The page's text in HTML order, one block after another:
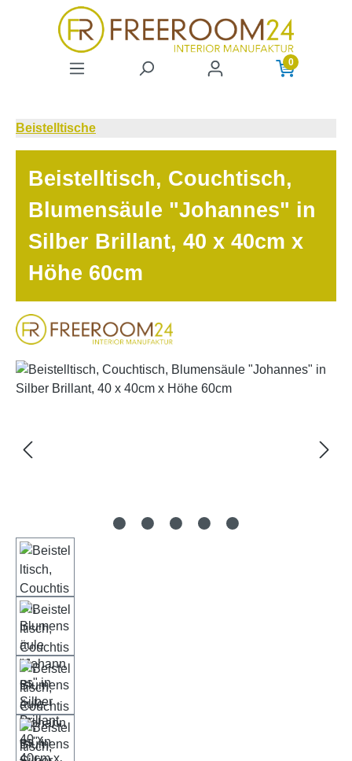
Zum Hauptinhalt springen
0
Beistelltische
Beistelltisch, Couchtisch,
Blumensäule "Johannes" in
Silber Brillant, 40 x 40cm x
Höhe 60cm
Bildergalerie überspringen